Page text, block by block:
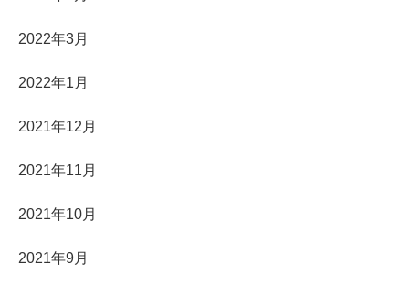
2022年3月
2022年1月
2021年12月
2021年11月
2021年10月
2021年9月